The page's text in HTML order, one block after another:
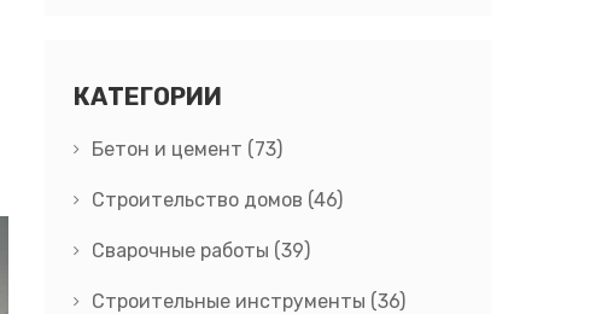
КАТЕГОРИИ
Бетон и цемент (73)
Строительство домов (46)
Сварочные работы (39)
Строительные инструменты (36)